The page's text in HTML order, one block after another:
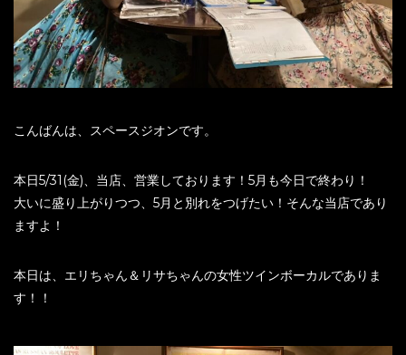
こんばんは、スペースジオンです。
本日5/31(金)、当店、営業しております！5月も今日で終わり！
大いに盛り上がりつつ、5月と別れをつげたい！そんな当店であり
ますよ！
本日は、エリちゃん＆リサちゃんの女性ツインボーカルでありま
す！！